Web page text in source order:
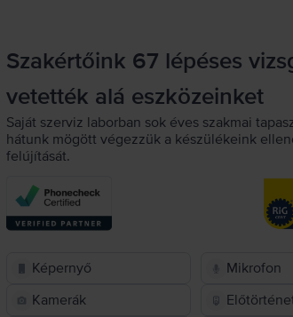
Szakértőink 67 lépéses
vetették alá eszközeinket
Saját szerviz laborban sok éves szakmai
hátunk mögött végezzük a készülékeink
felújítását.
Képernyő
Mikrofon
Kamerák